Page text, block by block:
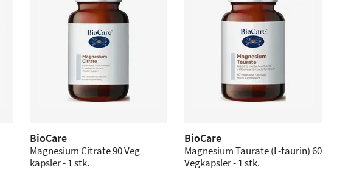
BioCare
Magnesium Citrate 90 Veg
kapsler - 1 stk.
BioCare
Magnesium Taurate (L-taurin) 60
Vegkapsler - 1 stk.